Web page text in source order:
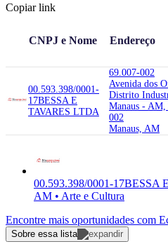
Copiar link
CNPJ e Nome Endereço
00.593.398/0001-
17BESSA E
TAVARES LTDA
69.007-002
Avenida dos
Distrito
Manaus -
002
Manaus, AM
00.593.398/0001-17BESSA
AM • Arte e Cultura
Encontre mais oportunidades com
Sobre essa lista